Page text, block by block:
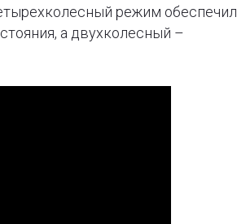
режим обеспечил
а двухколесный –